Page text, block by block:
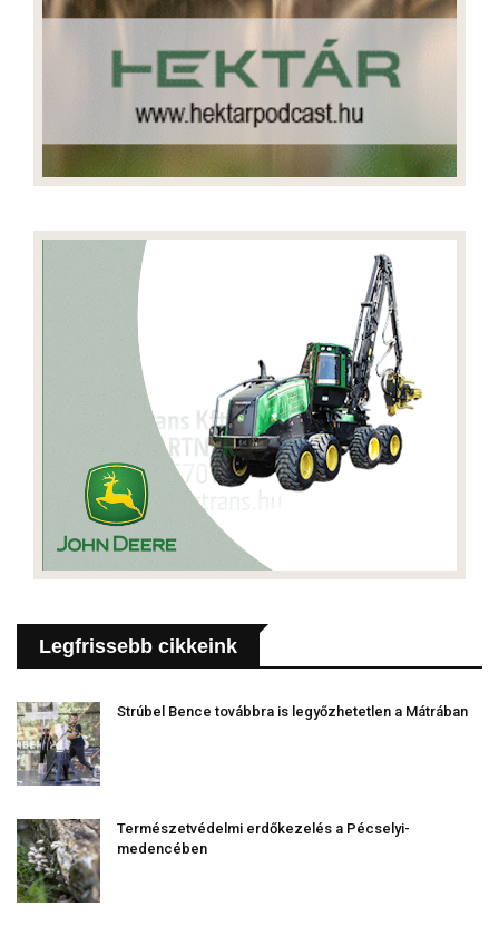
Legfrissebb cikkeink
Strúbel Bence továbbra is legyőzhetetlen a Mátrában
Természetvédelmi erdőkezelés a Pécselyi-
medencében